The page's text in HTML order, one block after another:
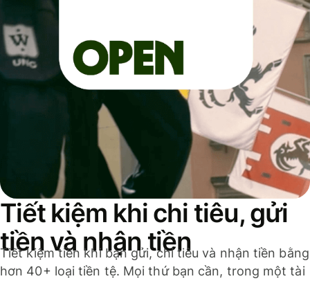
Tiết kiệm khi chi tiêu, gửi
tiền và nhận tiền
Tiết kiệm tiền khi bạn gửi, chi tiêu và nhận tiền bằng
hơn 40+ loại tiền tệ. Mọi thứ bạn cần, trong một tài